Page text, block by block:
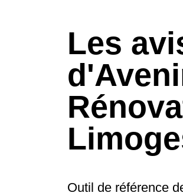
Les
Outil de référence